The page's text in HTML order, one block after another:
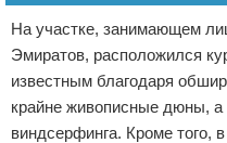
На участке, занимающем
Эмиратов, расположился
известным благодаря
крайне живописные дюны, а
виндсерфинга. Кроме того,